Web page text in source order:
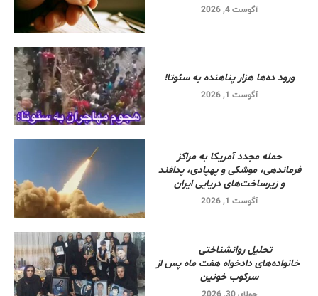
آگوست 4, 2026
ورود ده‌ها هزار پناهنده به سئوتا!
آگوست 1, 2026
حمله مجدد آمریکا به مراکز
فرماندهی، موشکی و پهپادی، پدافند
و زیرساخت‌های دریایی ایران
آگوست 1, 2026
تحلیل روانشناختی
خانواده‌های دادخواه هفت ماه پس از
سرکوب خونین